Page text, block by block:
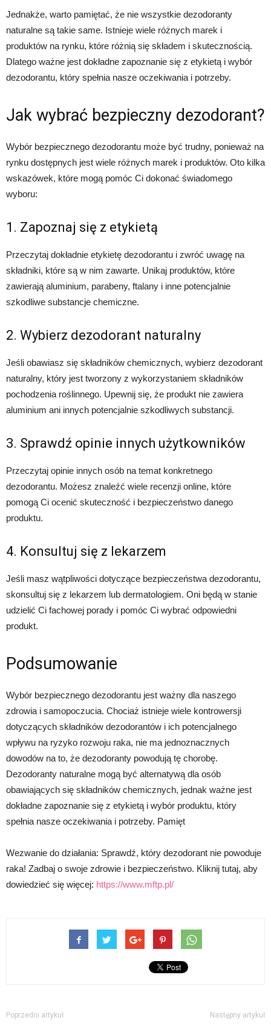
Jednakże, warto pamiętać, że nie wszystkie dezodoranty
naturalne są takie same. Istnieje wiele różnych marek i
produktów na rynku, które różnią się składem i skutecznością.
Dlatego ważne jest dokładne zapoznanie się z etykietą i wybór
dezodorantu, który spełnia nasze oczekiwania i potrzeby.
Jak wybrać bezpieczny dezodorant?
Wybór bezpiecznego dezodorantu może być trudny, ponieważ na
rynku dostępnych jest wiele różnych marek i produktów. Oto kilka
wskazówek, które mogą pomóc Ci dokonać świadomego
wyboru:
1. Zapoznaj się z etykietą
Przeczytaj dokładnie etykietę dezodorantu i zwróć uwagę na
składniki, które są w nim zawarte. Unikaj produktów, które
zawierają aluminium, parabeny, ftalany i inne potencjalnie
szkodliwe substancje chemiczne.
2. Wybierz dezodorant naturalny
Jeśli obawiasz się składników chemicznych, wybierz dezodorant
naturalny, który jest tworzony z wykorzystaniem składników
pochodzenia roślinnego. Upewnij się, że produkt nie zawiera
aluminium ani innych potencjalnie szkodliwych substancji.
3. Sprawdź opinie innych użytkowników
Przeczytaj opinie innych osób na temat konkretnego
dezodorantu. Możesz znaleźć wiele recenzji online, które
pomogą Ci ocenić skuteczność i bezpieczeństwo danego
produktu.
4. Konsultuj się z lekarzem
Jeśli masz wątpliwości dotyczące bezpieczeństwa dezodorantu,
skonsultuj się z lekarzem lub dermatologiem. Oni będą w stanie
udzielić Ci fachowej porady i pomóc Ci wybrać odpowiedni
produkt.
Podsumowanie
Wybór bezpiecznego dezodorantu jest ważny dla naszego
zdrowia i samopoczucia. Chociaż istnieje wiele kontrowersji
dotyczących składników dezodorantów i ich potencjalnego
wpływu na ryzyko rozwoju raka, nie ma jednoznacznych
dowodów na to, że dezodoranty powodują tę chorobę.
Dezodoranty naturalne mogą być alternatywą dla osób
obawiających się składników chemicznych, jednak ważne jest
dokładne zapoznanie się z etykietą i wybór produktu, który
spełnia nasze oczekiwania i potrzeby. Pamięt
Wezwanie do działania: Sprawdź, który dezodorant nie powoduje
raka! Zadbaj o swoje zdrowie i bezpieczeństwo. Kliknij tutaj, aby
dowiedzieć się więcej: https://www.mftp.pl/
Poprzedni artykuł Następny artykuł